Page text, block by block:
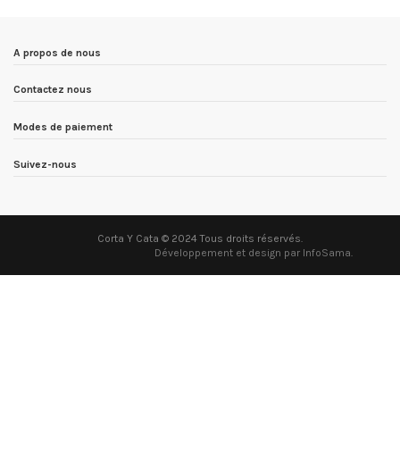
A propos de nous
Contactez nous
Modes de paiement
Suivez-nous
Corta Y Cata © 2024 Tous droits réservés.
Développement et design par InfoSama